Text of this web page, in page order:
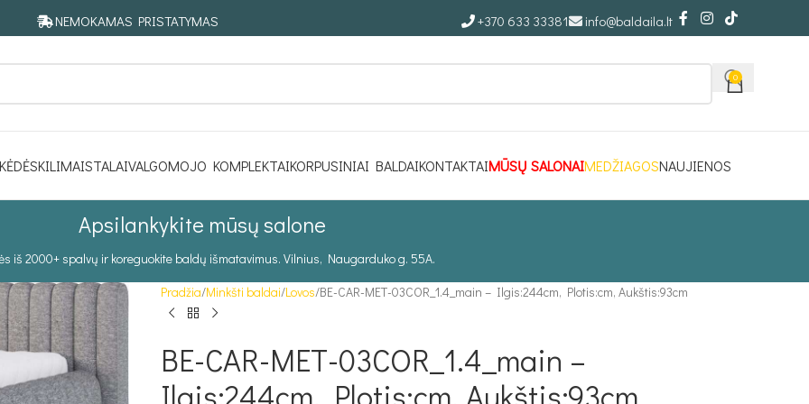
NEMOKAMAS PRISTATYMAS +370 633 33381 info@baldaila.lt
0
KĖDĖSKILIMAISTALAIVALGOMOJO KOMPLEKTAIKORPUSINIAI BALDAIKONTAKTAIMŪSŲ SALONAIMEDŽIAGOSNAUJIENOS
Apsilankykite mūsų salone
iš 2000+ spalvų ir koreguokite baldų išmatavimus. Vilnius, Naugarduko g. 55A.
Pradžia Minkšti baldai Lovos BE-CAR-MET-03COR_1.4_main – Ilgis:244cm, Plotis:cm, Aukštis:93cm
BE-CAR-MET-03COR_1.4_main –
Ilgis:244cm, Plotis:cm, Aukštis:93cm